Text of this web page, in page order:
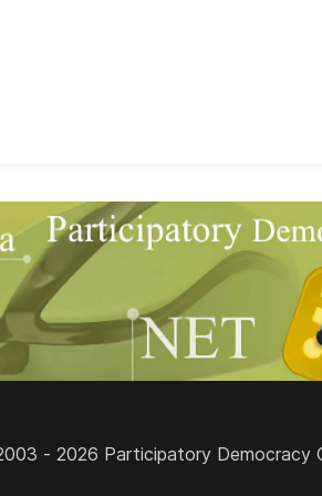
- 2026 Participatory Democracy